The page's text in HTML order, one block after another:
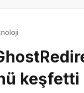
keşfetti